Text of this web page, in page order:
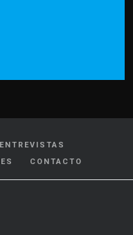
ENTREVISTAS
CONTACTO